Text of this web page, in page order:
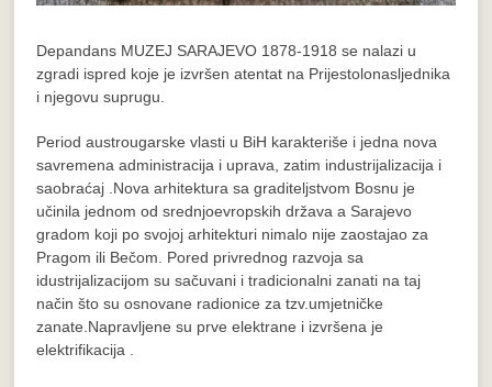
Depandans MUZEJ SARAJEVO 1878-1918 se nalazi u
zgradi ispred koje je izvršen atentat na Prijestolonasljednika
i njegovu suprugu.
Period austrougarske vlasti u BiH karakteriše i jedna nova
savremena administracija i uprava, zatim industrijalizacija i
saobraćaj .Nova arhitektura sa graditeljstvom Bosnu je
učinila jednom od srednjoevropskih država a Sarajevo
gradom koji po svojoj arhitekturi nimalo nije zaostajao za
Pragom ili Bečom. Pored privrednog razvoja sa
idustrijalizacijom su sačuvani i tradicionalni zanati na taj
način što su osnovane radionice za tzv.umjetničke
zanate.Napravljene su prve elektrane i izvršena je
elektrifikacija .